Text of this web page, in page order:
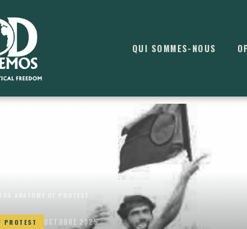
QUI SOMMES-NOUS
ANATOMY OF PROTEST
PROTEST OCTOBRE 2025